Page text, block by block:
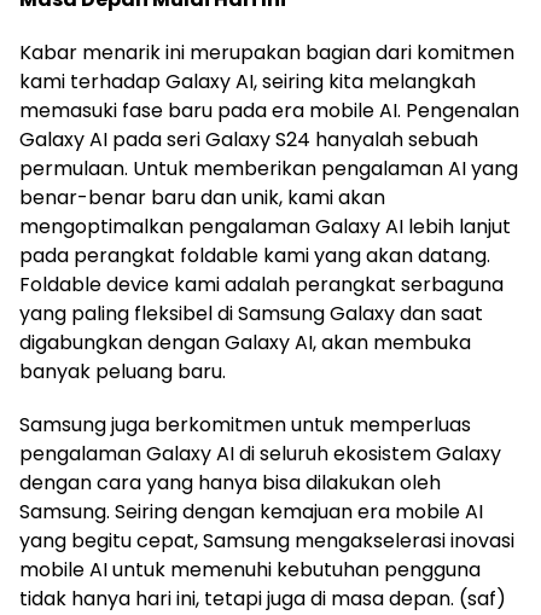
Kabar menarik ini merupakan bagian dari komitmen
kami terhadap Galaxy AI, seiring kita melangkah
memasuki fase baru pada era mobile AI. Pengenalan
Galaxy AI pada seri Galaxy S24 hanyalah sebuah
permulaan. Untuk memberikan pengalaman AI yang
benar-benar baru dan unik, kami akan
mengoptimalkan pengalaman Galaxy AI lebih lanjut
pada perangkat foldable kami yang akan datang.
Foldable device kami adalah perangkat serbaguna
yang paling fleksibel di Samsung Galaxy dan saat
digabungkan dengan Galaxy AI, akan membuka
banyak peluang baru.
Samsung juga berkomitmen untuk memperluas
pengalaman Galaxy AI di seluruh ekosistem Galaxy
dengan cara yang hanya bisa dilakukan oleh
Samsung. Seiring dengan kemajuan era mobile AI
yang begitu cepat, Samsung mengakselerasi inovasi
mobile AI untuk memenuhi kebutuhan pengguna
tidak hanya hari ini, tetapi juga di masa depan. (saf)